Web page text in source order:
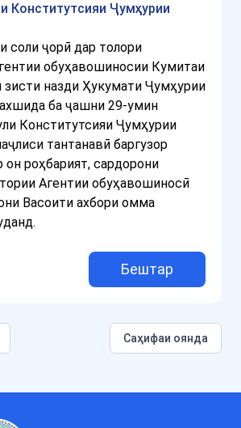
Конститутсияи Ҷумҳурии
соли ҷорӣ дар толори
обуҳавошиносии Кумитаи
назди Ҳукумати Ҷумҳурии
ба ҷашни 29-умин
Конститутсияи Ҷумҳурии
тантанавӣ баргузор
он роҳбарият, сардорони
Агентии обуҳавошиносӣ
Васоити ахбори омма
Бештар
Саҳифаи оянда